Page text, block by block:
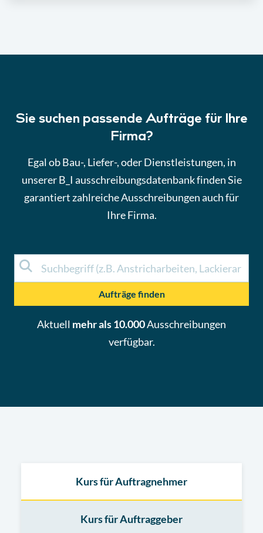
Sie suchen passende Aufträge für Ihre
Firma?
Egal ob Bau-, Liefer-, oder Dienstleistungen, in
unserer B_I ausschreibungsdatenbank finden Sie
garantiert zahlreiche Ausschreibungen auch für
Ihre Firma.
Aufträge finden
Aktuell mehr als 10.000Ausschreibungen
verfügbar.
Kurs für Auftragnehmer
Kurs für Auftraggeber